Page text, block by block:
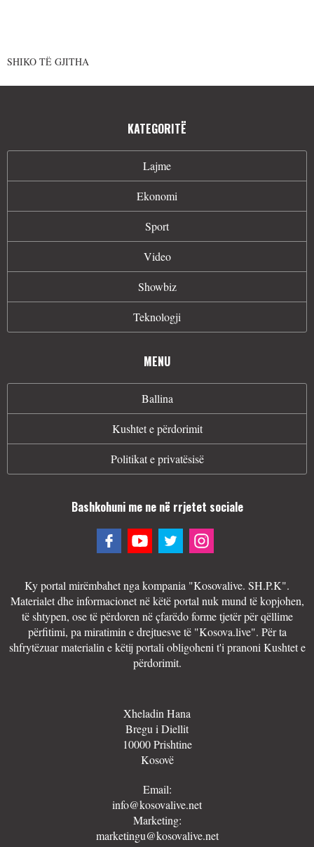
SHIKO TË GJITHA
KATEGORITË
Lajme
Ekonomi
Sport
Video
Showbiz
Teknologji
MENU
Ballina
Kushtet e përdorimit
Politikat e privatësisë
Bashkohuni me ne në rrjetet sociale
Ky portal mirëmbahet nga kompania "Kosovalive. SH.P.K".
Materialet dhe informacionet në këtë portal nuk mund të kopjohen,
të shtypen, ose të përdoren në çfarëdo forme tjetër për qëllime
përfitimi, pa miratimin e drejtuesve të "Kosova.live". Për ta
shfrytëzuar materialin e këtij portali obligoheni t'i pranoni Kushtet e
përdorimit.
Xheladin Hana
Bregu i Diellit
10000 Prishtine
Kosovë
Email:
info@kosovalive.net
Marketing:
marketingu@kosovalive.net